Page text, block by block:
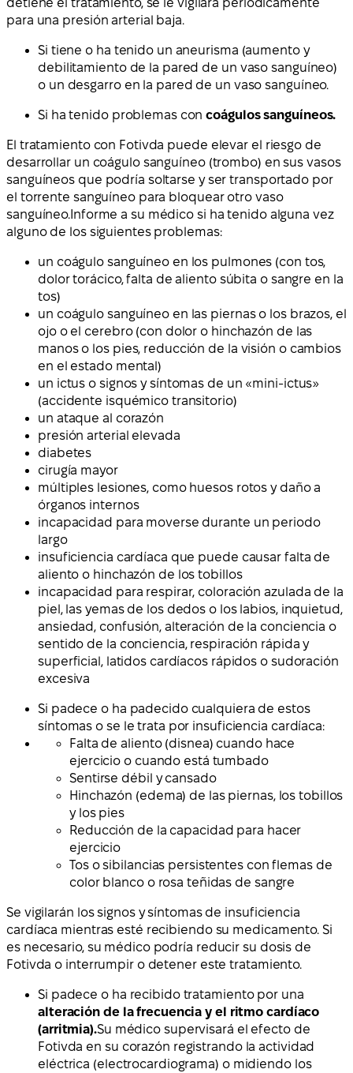
para una presión arterial baja.
Si tiene o ha tenido un aneurisma (aumento y
debilitamiento de la pared de un vaso sanguíneo)
o un desgarro en la pared de un vaso sanguíneo.
Si ha tenido problemas concoágulos sanguíneos.
El tratamiento con Fotivda puede elevar el riesgo de
desarrollar un coágulo sanguíneo (trombo) en sus vasos
sanguíneos que podría soltarse y ser transportado por
el torrente sanguíneo para bloquear otro vaso
sanguíneo.Informe a su médico si ha tenido alguna vez
alguno de los siguientes problemas:
un coágulo sanguíneo en los pulmones (con tos,
dolor torácico, falta de aliento súbita o sangre en la
tos)
un coágulo sanguíneo en las piernas o los brazos, el
ojo o el cerebro (con dolor o hinchazón de las
manos o los pies, reducción de la visión o cambios
en el estado mental)
un ictus o signos y síntomas de un «mini-ictus»
(accidente isquémico transitorio)
un ataque al corazón
presión arterial elevada
diabetes
cirugía mayor
múltiples lesiones, como huesos rotos y daño a
órganos internos
incapacidad para moverse durante un periodo
largo
insuficiencia cardíaca que puede causar falta de
aliento o hinchazón de los tobillos
incapacidad para respirar, coloración azulada de la
piel, las yemas de los dedos o los labios, inquietud,
ansiedad, confusión, alteración de la conciencia o
sentido de la conciencia, respiración rápida y
superficial, latidos cardíacos rápidos o sudoración
excesiva
Si padece o ha padecido cualquiera de estos
síntomas o se le trata por insuficiencia cardíaca:
Falta de aliento (disnea) cuando hace
ejercicio o cuando está tumbado
Sentirse débil y cansado
Hinchazón (edema) de las piernas, los tobillos
y los pies
Reducción de la capacidad para hacer
ejercicio
Tos o sibilancias persistentes con flemas de
color blanco o rosa teñidas de sangre
Se vigilarán los signos y síntomas de insuficiencia
cardíaca mientras esté recibiendo su medicamento. Si
es necesario, su médico podría reducir su dosis de
Fotivda o interrumpir o detener este tratamiento.
Si padece o ha recibido tratamiento por una
alteración de la frecuencia y el ritmo cardíaco
(arritmia).Su médico supervisará el efecto de
Fotivda en su corazón registrando la actividad
eléctrica (electrocardiograma) o midiendo los